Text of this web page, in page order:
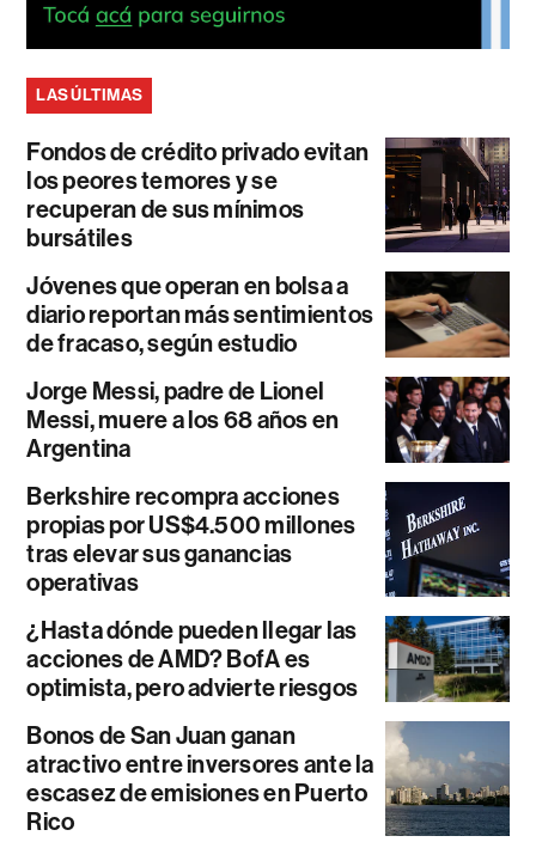
LAS ÚLTIMAS
Fondos de crédito privado evitan
los peores temores y se
recuperan de sus mínimos
bursátiles
Jóvenes que operan en bolsa a
diario reportan más sentimientos
de fracaso, según estudio
Jorge Messi, padre de Lionel
Messi, muere a los 68 años en
Argentina
Berkshire recompra acciones
propias por US$4.500 millones
tras elevar sus ganancias
operativas
¿Hasta dónde pueden llegar las
acciones de AMD? BofA es
optimista, pero advierte riesgos
Bonos de San Juan ganan
atractivo entre inversores ante la
escasez de emisiones en Puerto
Rico